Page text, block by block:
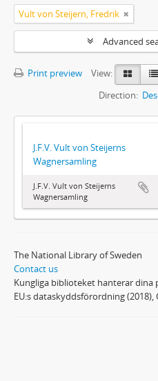
Vult von Steijern, Fredrik
Advanced
Print preview
View:
Direction:
J.F.V. Vult von Steijerns
Wagnersamling
J.F.V. Vult von Steijerns
Wagnersamling
The National Library of Sweden
Contact us
Kungliga biblioteket hanterar
EU:s dataskyddsförordning (2018),